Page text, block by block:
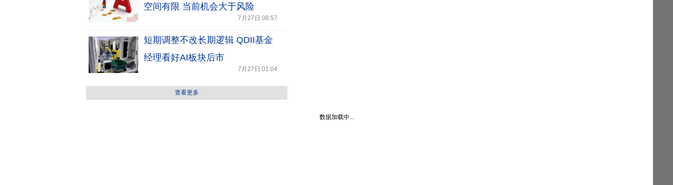
空间有限 当前机会大于风险
7月27日 08:57
短期调整不改长期逻辑 QDII基金
经理看好AI板块后市
7月27日 01:04
查看更多